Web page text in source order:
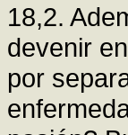
18,2.
devenir
por